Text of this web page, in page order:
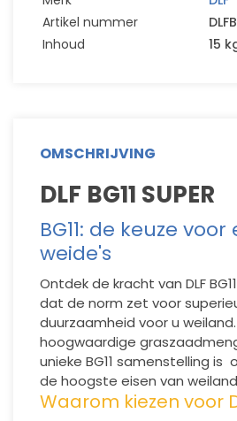
Artikel nummer
Inhoud
15
OMSCHRIJVING
DLF BG11 SUPER
BG11: de keuze
weide's
Ontdek de kracht van DLF
dat de norm zet voor
duurzaamheid voor u
hoogwaardige
unieke BG11 samenstelling
de hoogste eisen van
Waarom kiezen voor